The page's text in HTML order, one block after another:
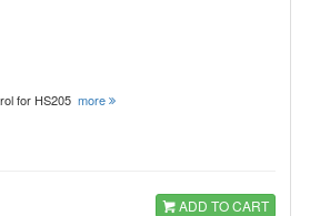
for HS205 more
ADD TO CART